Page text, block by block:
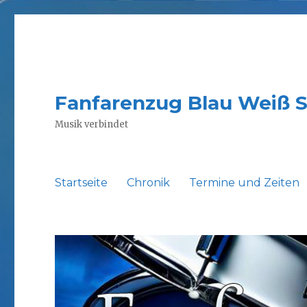
Fanfarenzug Blau Weiß
Musik verbindet
Startseite Chronik Termine und Zeiten